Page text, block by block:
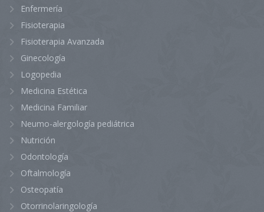
Enfermería
Fisioterapia
Fisioterapia Avanzada
Ginecología
Logopedia
Medicina Estética
Medicina Familiar
Neumo-alergología pediátrica
Nutrición
Odontología
Oftalmología
Osteopatía
Otorrinolaringología